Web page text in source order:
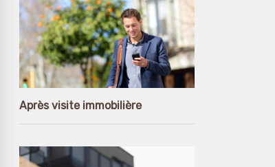
Après visite immobilière